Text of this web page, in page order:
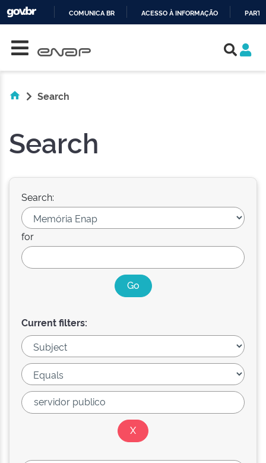
COMUNICA BR ACESSO À INFORMAÇÃO
Search
Search
Search:
for
Current filters: